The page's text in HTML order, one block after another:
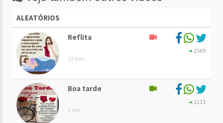
ALEATÓRIOS
Reflita
12 Nov
2569
Boa tarde
3 Abr
1113